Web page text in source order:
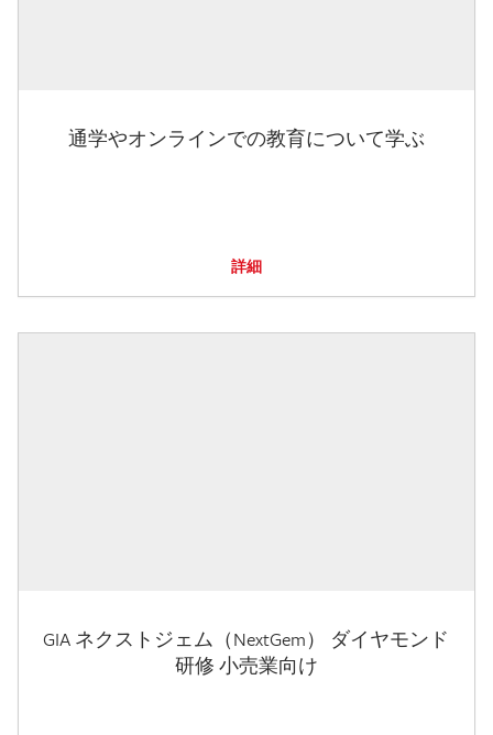
通学やオンラインでの教育について学ぶ
詳細
GIA ネクストジェム（NextGem） ダイヤモンド
研修 小売業向け